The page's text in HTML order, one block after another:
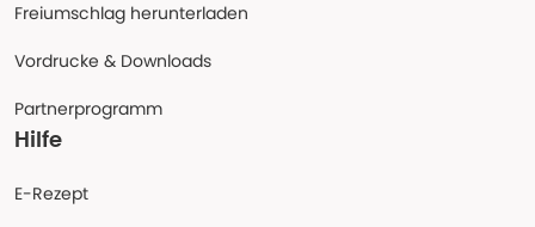
Freiumschlag herunterladen
Vordrucke & Downloads
Partnerprogramm
Hilfe
E-Rezept